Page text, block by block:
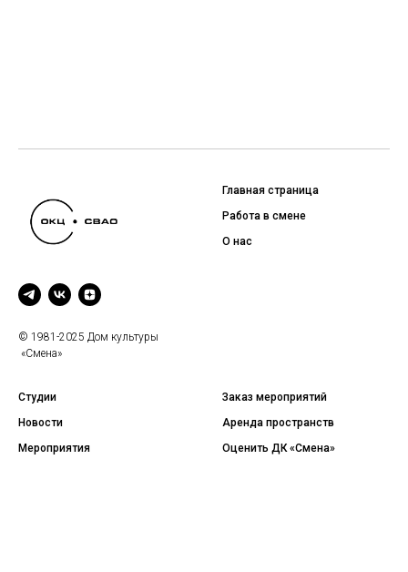
© 1981-2025 Дом культуры
«Смена»
Главная страница
Работа в смене
О нас
Студии
Новости
Мероприятия
Заказ мероприятий
Аренда пространств
Оценить ДК «Смена»